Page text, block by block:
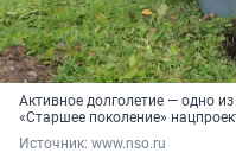
Активное долголетие — одно
«Старшее поколение»
Источник: www.nso.ru